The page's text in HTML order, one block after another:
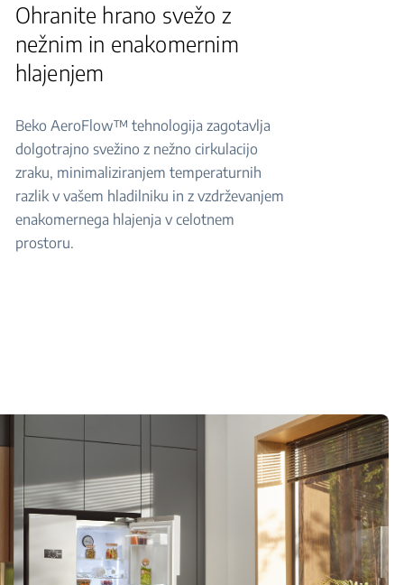
Ohranite hrano svežo z
nežnim in enakomernim
hlajenjem
Beko AeroFlow™ tehnologija zagotavlja
dolgotrajno svežino z nežno cirkulacijo
zraku, minimaliziranjem temperaturnih
razlik v vašem hladilniku in z vzdrževanjem
enakomernega hlajenja v celotnem
prostoru.